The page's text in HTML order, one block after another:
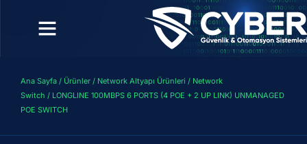
Ana Sayfa / Ürünler / Network Altyapı Ürünleri / Network
Switch / LONGLINE 100MBPS 6 PORTS (4 POE + 2 UP LINK) UNMANAGED
POE SWITCH